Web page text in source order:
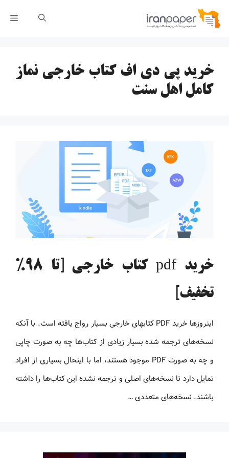
پرش
خرید پی دی اف کتاب خارجی نماز
کامل اهل سنت
خرید pdf کتاب خارجی [تا 98%
تخفیف]
اینروزها خرید PDF کتاب‎های خارجی بسیار رواج یافته است. با آنکه
نسخه‌های ترجمه شده بسیار زیادی از کتاب‌ها چه به صورت چاپی
و چه به صورت PDF موجود هستند، اما با اینحال بسیاری از افراد
تمایل دارد تا نسخه‌های اصلی و ترجمه نشده این کتاب‌ها را داشته
باشند. نسخه‌های متعددی …